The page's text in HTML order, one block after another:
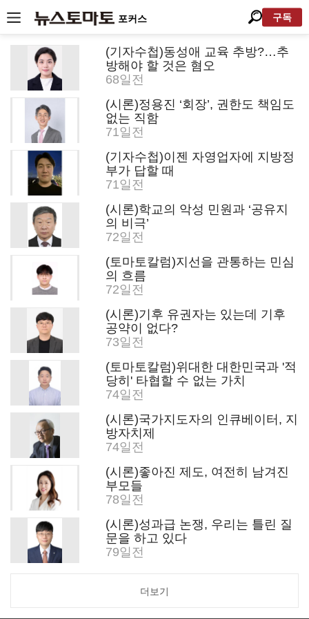
포커스 구독
(기자수첩)동성애 교육 추방?…추
방해야 할 것은 혐오
68일전
(시론)정용진 ‘회장’, 권한도 책임도
없는 직함
71일전
(기자수첩)이젠 자영업자에 지방정
부가 답할 때
71일전
(시론)학교의 악성 민원과 ‘공유지
의 비극’
72일전
(토마토칼럼)지선을 관통하는 민심
의 흐름
72일전
(시론)기후 유권자는 있는데 기후
공약이 없다?
73일전
(토마토칼럼)위대한 대한민국과 '적
당히' 타협할 수 없는 가치
74일전
(시론)국가지도자의 인큐베이터, 지
방자치제
74일전
(시론)좋아진 제도, 여전히 남겨진
부모들
78일전
(시론)성과급 논쟁, 우리는 틀린 질
문을 하고 있다
79일전
더보기